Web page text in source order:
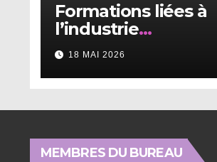
Formations liées à
l’industrie
alimentaire en
Bretagne
18 MAI 2026
MEMBRES DU BUREAU